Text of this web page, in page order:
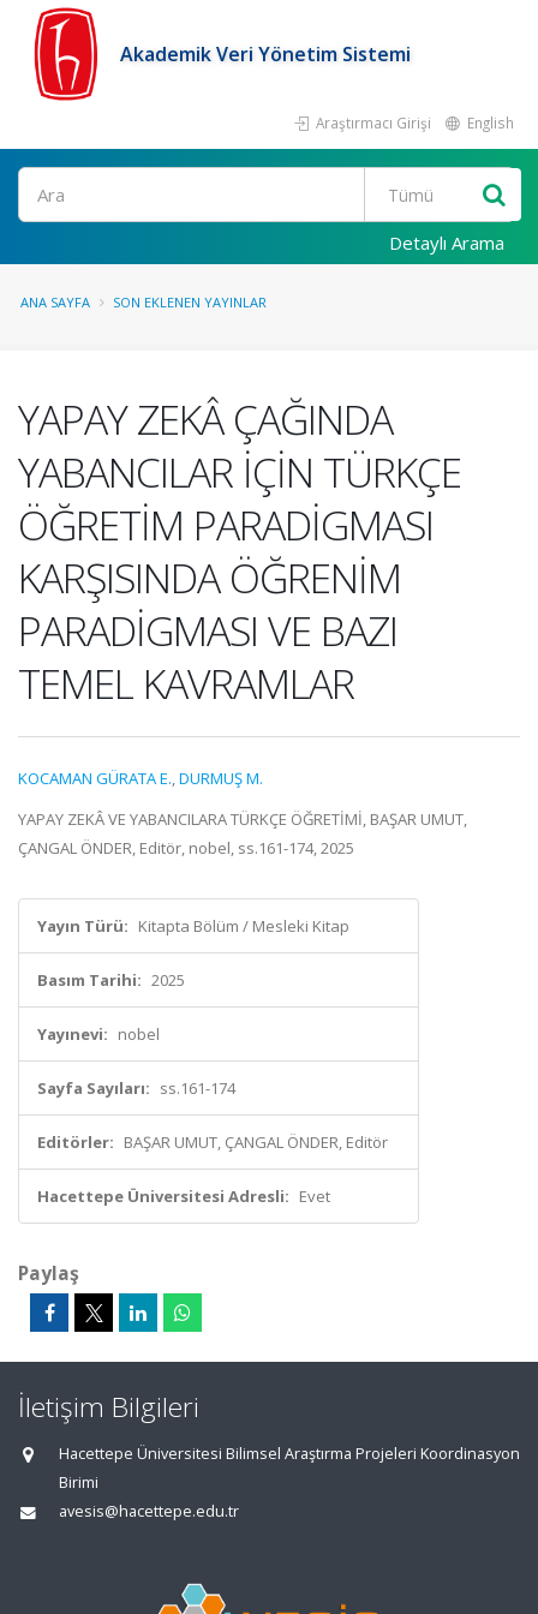
Akademik Veri Yönetim Sistemi
Araştırmacı Girişi English
Ara
Detaylı Arama
ANA SAYFA SON EKLENEN YAYINLAR
YAPAY ZEKÂ ÇAĞINDA
YABANCILAR İÇİN TÜRKÇE
ÖĞRETİM PARADİGMASI
KARŞISINDA ÖĞRENİM
PARADİGMASI VE BAZI
TEMEL KAVRAMLAR
KOCAMAN GÜRATA E.,DURMUŞ M.
YAPAY ZEKÂ VE YABANCILARA TÜRKÇE ÖĞRETİMİ, BAŞAR UMUT,
ÇANGAL ÖNDER, Editör, nobel, ss.161-174, 2025
Yayın Türü: Kitapta Bölüm / Mesleki Kitap
Basım Tarihi: 2025
Yayınevi: nobel
Sayfa Sayıları: ss.161-174
Editörler: BAŞAR UMUT, ÇANGAL ÖNDER, Editör
Hacettepe Üniversitesi Adresli: Evet
Paylaş
İletişim Bilgileri
Hacettepe Üniversitesi Bilimsel Araştırma Projeleri Koordinasyon
Birimi
avesis@hacettepe.edu.tr